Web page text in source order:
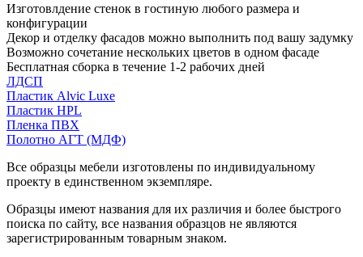
Изготовлдение стенок в гостиную любого размера и
конфигурации
Декор и отделку фасадов можно выполнить под вашу задумку
Возможно сочетание нескольких цветов в одном фасаде
Бесплатная сборка в течение 1-2 рабочих дней
ЛДСП
Пластик Alvic Luxe
Пластик HPL
Пленка ПВХ
Полотно АГТ (МДФ)
Все образцы мебели изготовлены по индивидуальному
проекту в единственном экземпляре.
Образцы имеют названия для их различия и более быстрого
поиска по сайту, все названия образцов не являются
зарегистрированным товарным знаком.